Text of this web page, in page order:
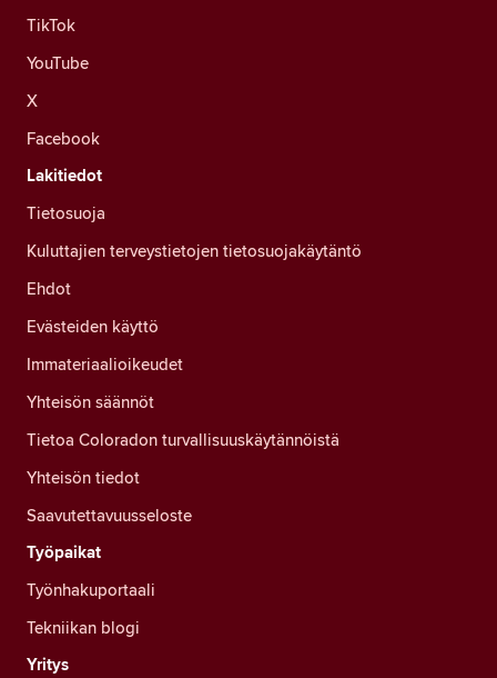
TikTok
YouTube
X
Facebook
Lakitiedot
Tietosuoja
Kuluttajien terveystietojen tietosuojakäytäntö
Ehdot
Evästeiden käyttö
Immateriaalioikeudet
Yhteisön säännöt
Tietoa Coloradon turvallisuuskäytännöistä
Yhteisön tiedot
Saavutettavuusseloste
Työpaikat
Työnhakuportaali
Tekniikan blogi
Yritys